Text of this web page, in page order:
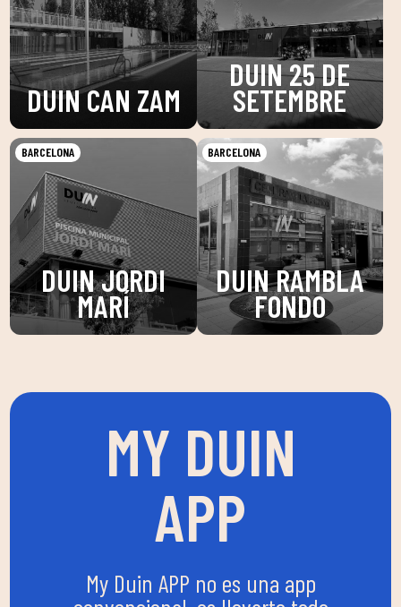
DUIN CAN ZAM
DUIN 25 DE
SETEMBRE
BARCELONA
DUIN JORDI
MARÍ
BARCELONA
DUIN RAMBLA
FONDO
MY DUIN
APP
My Duin APP no es una app